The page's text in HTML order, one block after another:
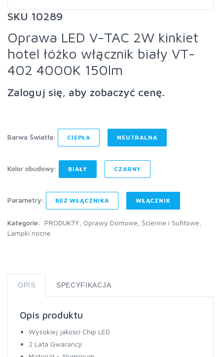
SKU 10289
Oprawa LED V-TAC 2W kinkiet
hotel łóżko włącznik biały VT-
402 4000K 150lm
Zaloguj się, aby zobaczyć cenę.
Barwa Światła: CIEPŁA NEUTRALNA
Kolor obudowy: BIAŁY CZARNY
Parametry: BEZ WŁĄCZNIKA WŁĄCZNIK
Kategorie: PRODUKTY Oprawy Domowe Ścienne i Sufitowe
Lampki nocne
OPIS SPECYFIKACJA
Opis produktu
Wysokiej jakości Chip LED
2 Lata Gwarancji